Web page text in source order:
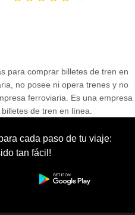
para comprar billetes de tren en
no posee ni opera trenes y no
ferroviaria. Es una empresa
de tren en línea.
cada paso de tu viaje:
tan fácil!